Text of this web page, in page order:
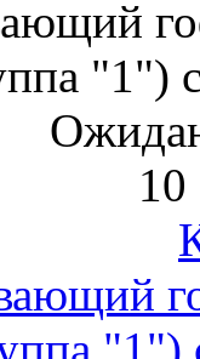
"1")
10